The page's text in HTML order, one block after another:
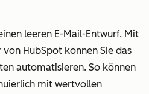
leeren E-Mail-Entwurf. Mit
HubSpot können Sie das
automatisieren. So können
mit wertvollen